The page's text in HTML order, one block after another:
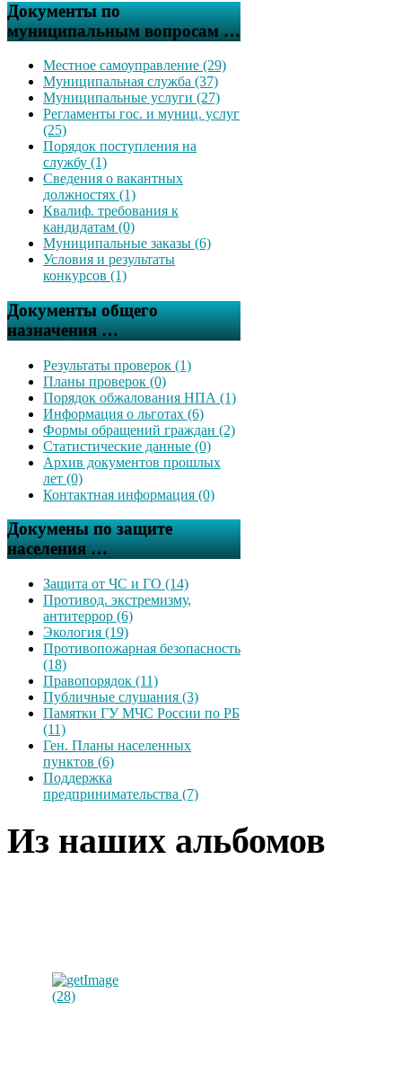
Документы по
муниципальным вопросам …
Местное самоуправление (29)
Муниципальная служба (37)
Муниципальные услуги (27)
Регламенты гос. и муниц. услуг
(25)
Порядок поступления на
службу (1)
Сведения о вакантных
должностях (1)
Квалиф. требования к
кандидатам (0)
Муниципальные заказы (6)
Условия и результаты
конкурсов (1)
Документы общего
назначения …
Результаты проверок (1)
Планы проверок (0)
Порядок обжалования НПА (1)
Информация о льготах (6)
Формы обращений граждан (2)
Статистические данные (0)
Архив документов прошлых
лет (0)
Контактная информация (0)
Докумены по защите
населения …
Защита от ЧС и ГО (14)
Противод. экстремизму,
антитеррор (6)
Экология (19)
Противопожарная безопасность
(18)
Правопорядок (11)
Публичные слушания (3)
Памятки ГУ МЧС России по РБ
(11)
Ген. Планы населенных
пунктов (6)
Поддержка
предпринимательства (7)
Из наших альбомов